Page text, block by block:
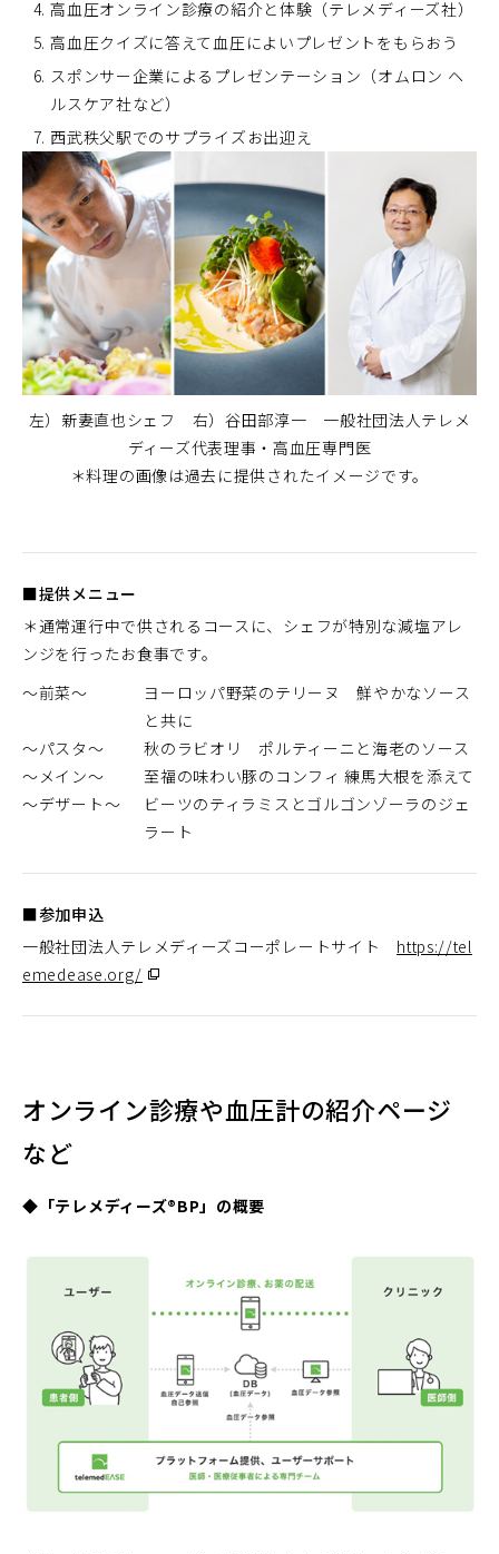
高血圧オンライン診療の紹介と体験（テレメディーズ社）
高血圧クイズに答えて血圧によいプレゼントをもらおう
スポンサー企業によるプレゼンテーション（オムロン ヘ
ルスケア社など）
西武秩父駅でのサプライズお出迎え
左）新妻直也シェフ 右）谷田部淳一 一般社団法人テレメ
ディーズ代表理事・高血圧専門医
＊料理の画像は過去に提供されたイメージです。
■提供メニュー
＊通常運行中で供されるコースに、シェフが特別な減塩アレ
ンジを行ったお食事です。
～前菜～
ヨーロッパ野菜のテリーヌ 鮮やかなソース
と共に
～パスタ～
秋のラビオリ ポルティーニと海老のソース
～メイン～
至福の味わい豚のコンフィ 練馬大根を添えて
～デザート～
ビーツのティラミスとゴルゴンゾーラのジェ
ラート
■参加申込
一般社団法人テレメディーズコーポレートサイト https://tel
emedease.org/ （別
ウ
ン
く）
オンライン診療や血圧計の紹介ページ
など
◆「テレメディーズ®BP」の概要